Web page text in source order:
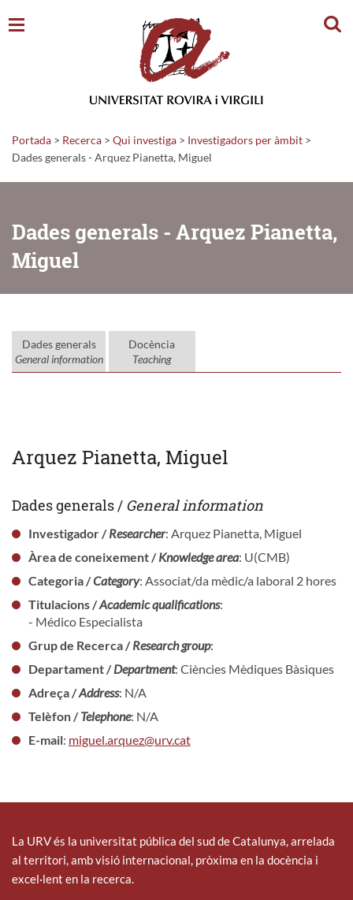
Portada > Recerca > Qui investiga > Investigadors per àmbit >
Dades generals - Arquez Pianetta, Miguel
Dades generals - Arquez Pianetta,
Miguel
Dades generals
General information
Docència
Teaching
Arquez Pianetta, Miguel
Dades generals / General information
Investigador /Researcher: Arquez Pianetta, Miguel
Àrea de coneixement /Knowledge area: U(CMB)
Categoria /Category: Associat/da mèdic/a laboral 2 hores
Titulacions /Academic qualifications:
- Médico Especialista
Grup de Recerca /Research group:
Departament /Department: Ciències Mèdiques Bàsiques
Adreça /Address: N/A
Telèfon /Telephone: N/A
E-mail: miguel.arquez@urv.cat
La URV és la universitat pública del sud de Catalunya, arrelada
al territori, amb visió internacional, pròxima en la docència i
excel·lent en la recerca.